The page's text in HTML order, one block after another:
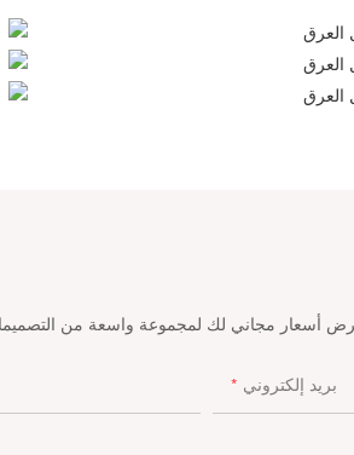
بريد إلكتروني